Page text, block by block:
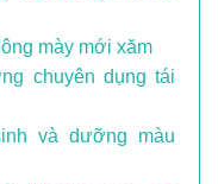
mày mới xăm
chuyên dụng tái
và dưỡng màu